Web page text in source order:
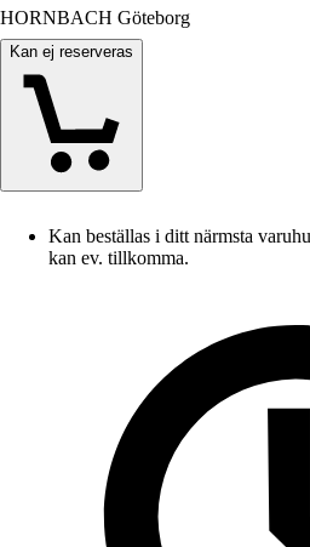
HORNBACH Göteborg
Kan ej reserveras
Kan beställas i ditt närmsta
kan ev. tillkomma.